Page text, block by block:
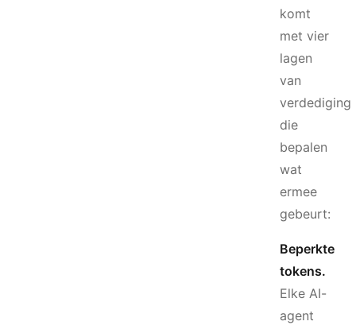
komt
met vier
lagen
van
verdediging
die
bepalen
wat
ermee
gebeurt:
Beperkte
tokens.
Elke AI-
agent